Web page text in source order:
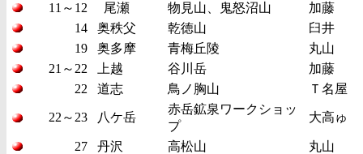
11～12
尾瀬 物見山、鬼怒沼山
加藤
14
奥秩父 乾徳山
臼井
19
奥多摩 青梅丘陵
丸山
21～22
上越 谷川岳
加藤
22
道志 鳥ノ胸山 Ｔ名屋
22～23 八ケ岳
赤岳鉱泉ワークショッ
プ
大高ゅ
27 丹沢 高松山
丸山